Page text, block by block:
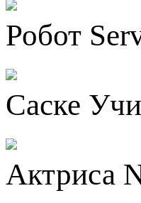
Робот
Саске
Актриса